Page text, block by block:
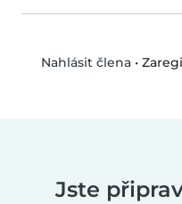
Nahlásit člena•
Jste